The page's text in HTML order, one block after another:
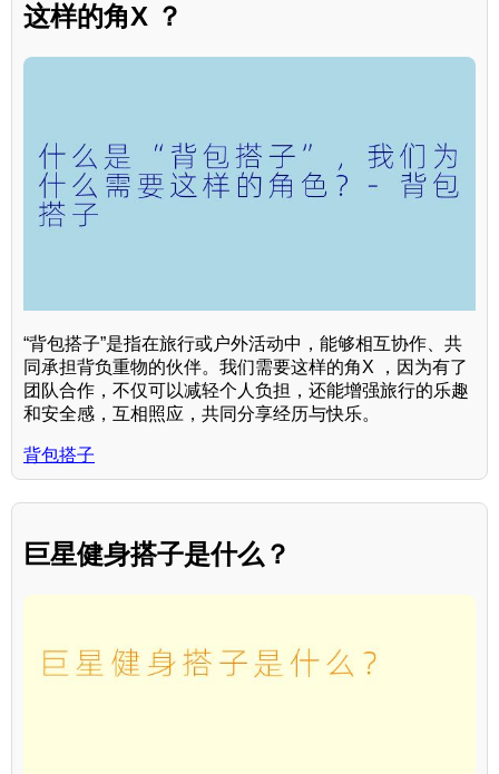
这样的角X ？
“背包搭子”是指在旅行或户外活动中，能够相互协作、共
同承担背负重物的伙伴。我们需要这样的角X ，因为有了
团队合作，不仅可以减轻个人负担，还能增强旅行的乐趣
和安全感，互相照应，共同分享经历与快乐。
背包搭子
巨星健身搭子是什么？